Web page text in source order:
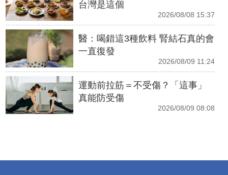
台灣是這個
2026/08/08 15:37
醫：喝錯這3種飲料 腎結石真的會
一直復發
2026/08/09 11:24
運動前拉筋＝不受傷？「這事」
真能防受傷
2026/08/09 08:08